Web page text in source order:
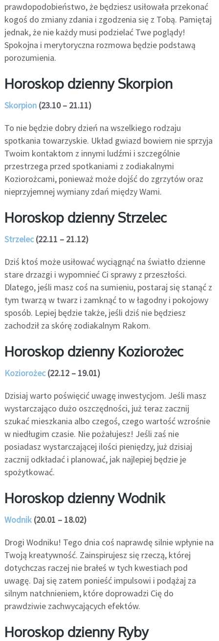
prawdopodobieństwo, że będziesz usiłowała przekonać
kogoś do zmiany zdania i zgodzenia się z Tobą. Pamiętaj
jednak, że nie każdy musi podzielać Twe poglądy!
Spokojna i merytoryczna rozmowa będzie podstawą
porozumienia.
Horoskop dzienny Skorpion
Skorpion(23.10 – 21.11)
To nie będzie dobry dzień na wszelkiego rodzaju
spotkania towarzyskie. Układ gwiazd bowiem nie sprzyja
Twoim kontaktom z innymi ludźmi i szczególnie
przestrzega przed spotkaniami z zodiakalnymi
Koziorożcami, ponieważ może dojść do zgrzytów oraz
nieprzyjemnej wymiany zdań między Wami.
Horoskop dzienny Strzelec
Strzelec(22.11 – 21.12)
Dziś ktoś może usiłować wyciągnąć na światło dzienne
stare drzazgi i wypomnieć Ci sprawy z przeszłości.
Dlatego, jeśli masz coś na sumieniu, postaraj się stanąć z
tym twarzą w twarz i zamknąć to w łagodny i pokojowy
sposób. Lepiej będzie także, jeśli dziś nie będziesz
zachodził za skórę zodiakalnym Rakom.
Horoskop dzienny Koziorożec
Koziorożec(22.12 – 19.01)
Dzisiaj warto poświęcić uwagę inwestycjom. Jeśli masz
wystarczająco dużo oszczędności, już teraz zacznij
szukać mieszkania albo czegoś, czego wartość wzrośnie
w niedługim czasie. Nie pożałujesz! Jeśli zaś nie
posiadasz wystarczającej ilości pieniędzy, już dzisiaj
zacznij odkładać i planować, jak najlepiej będzie je
spożytkować.
Horoskop dzienny Wodnik
Wodnik(20.01 – 18.02)
Drogi Wodniku! Tego dnia coś naprawdę silnie wpłynie na
Twoją kreatywność. Zainspirujesz się rzeczą, której
dotychczas raczej nie brałeś w tych kwestiach pod
uwagę. Daj się zatem ponieść impulsowi i podążaj za
silnym natchnieniem, które doprowadzi Cię do
prawdziwie zachwycających efektów.
Horoskop dzienny Ryby